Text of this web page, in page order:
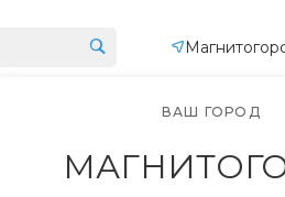
ПРОИЗВОДСТВОВАШ ГОРОД